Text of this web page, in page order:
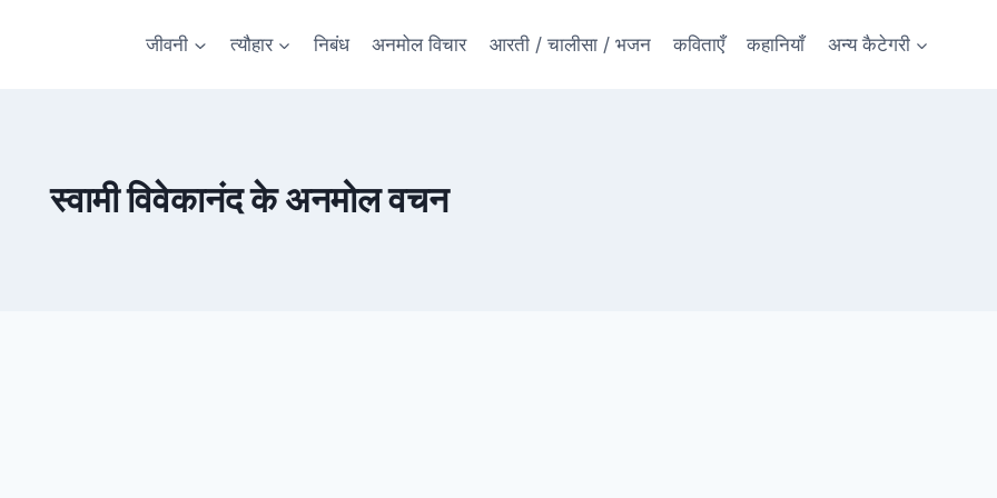
जीवनी त्यौहार निबंध अनमोल विचार आरती / चालीसा / भजन कविताएँ कहानियाँ अन्य कैटेगरी
स्वामी विवेकानंद के अनमोल वचन